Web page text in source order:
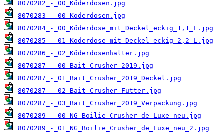
8070282_-_00_Köderdosen.jpg
8070283_-_00_Köderdosen.jpg
8070284_-_00_Köderdose_mit_Deckel_eckig_1,1_L.jpg
8070285_-_01_Köderdose_mit_Deckel_eckig_2,2_L.jpg
8070286_-_02_Köderdosenhalter.jpg
8070287_-_00_Bait_Crusher_2019.jpg
8070287_-_01_Bait_Crusher_2019_Deckel.jpg
8070287_-_02_Bait_Crusher_Futter.jpg
8070287_-_03_Bait_Crusher_2019_Verpackung.jpg
8070289_-_00_NG_Boilie_Crusher_de_Luxe_neu.jpg
8070289_-_01_NG_Boilie_Crusher_de_Luxe_neu_2.jpg